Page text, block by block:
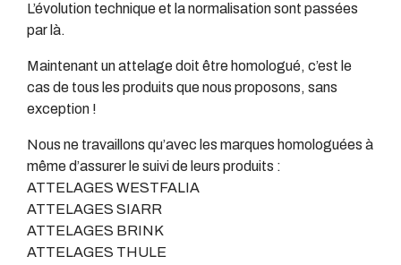
L’évolution technique et la normalisation sont passées
par là.
Maintenant un attelage doit être homologué, c’est le
cas de tous les produits que nous proposons, sans
exception !
Nous ne travaillons qu’avec les marques homologuées à
même d’assurer le suivi de leurs produits :
ATTELAGES WESTFALIA
ATTELAGES SIARR
ATTELAGES BRINK
ATTELAGES THULE